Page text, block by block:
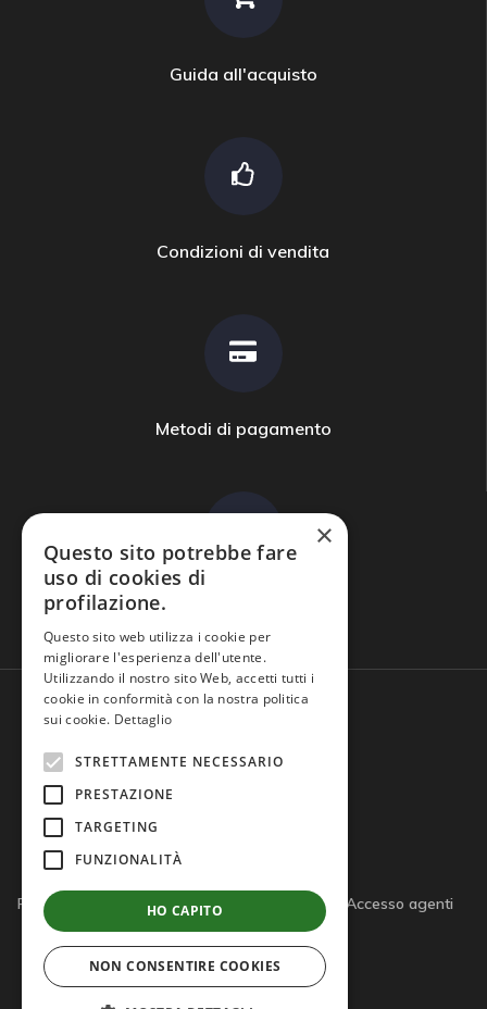
Guida all'acquisto
Condizioni di vendita
Metodi di pagamento
Domande frequenti
Privacy policy Cookie policy Note legali
Accesso agenti
×
Questo sito potrebbe fare
uso di cookies di
profilazione.
Questo sito web utilizza i cookie per
migliorare l'esperienza dell'utente.
Utilizzando il nostro sito Web, accetti tutti i
cookie in conformità con la nostra politica
sui cookie. Dettaglio
STRETTAMENTE NECESSARIO
PRESTAZIONE
TARGETING
FUNZIONALITÀ
HO CAPITO
NON CONSENTIRE COOKIES